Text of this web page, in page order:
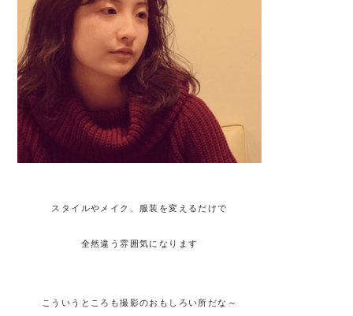
スタイルやメイク、服装を変えるだけで
全然違う雰囲気になります
こういうところも撮影のおもしろい所だな～